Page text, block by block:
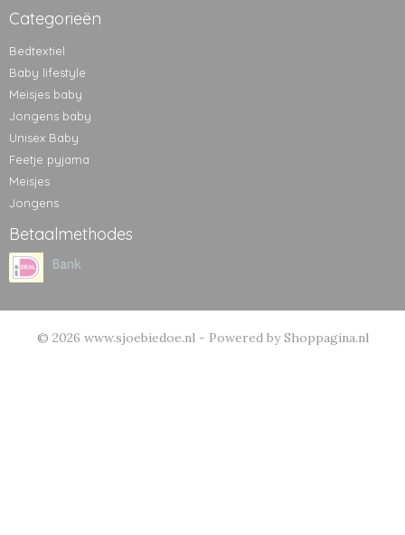
Categorieën
Bedtextiel
Baby lifestyle
Meisjes baby
Jongens baby
Unisex Baby
Feetje pyjama
Meisjes
Jongens
Betaalmethodes
© 2026 www.sjoebiedoe.nl - Powered by Shoppagina.nl